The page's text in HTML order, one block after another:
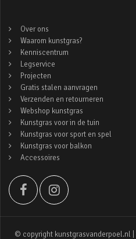
Over ons
Waarom kunstgras?
Kenniscentrum
Legservice
Projecten
Gratis stalen aanvragen
Verzenden en retourneren
Webshop kunstgras
Kunstgras voor in de tuin
Kunstgras voor sport en spel
Kunstgras voor balkon
Accessoires
© copyright kunstgrasvanderpoel.nl |